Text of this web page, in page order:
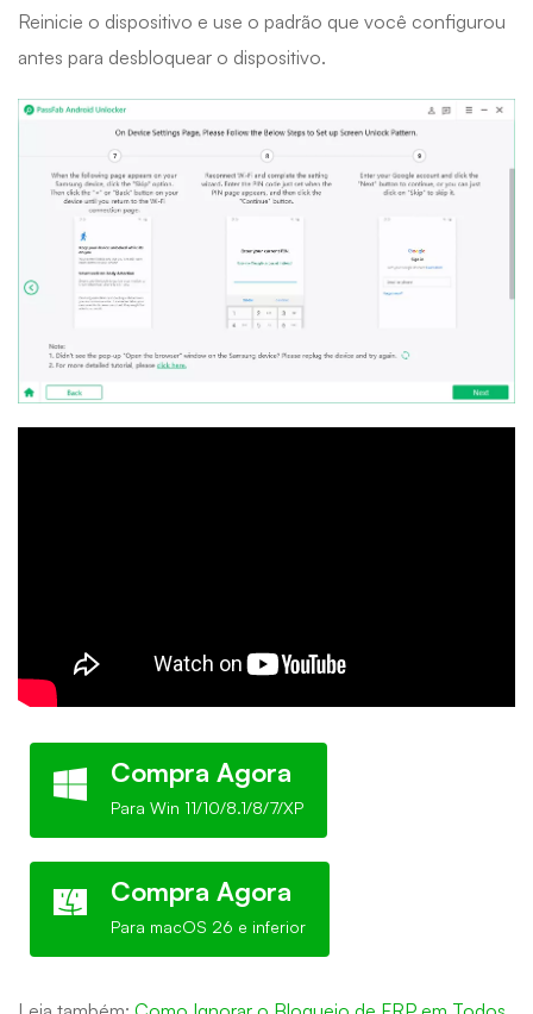
Reinicie o dispositivo e use o padrão que você configurou
antes para desbloquear o dispositivo.
Compra Agora
Para Win 11/10/8.1/8/7/XP
Compra Agora
Para macOS 26 e inferior